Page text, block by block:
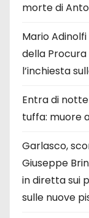
morte di
Mario
della
l’inchiesta
Entra di
tuffa: muore
Garlasco,
Giuseppe
in diretta sui
sulle nuove